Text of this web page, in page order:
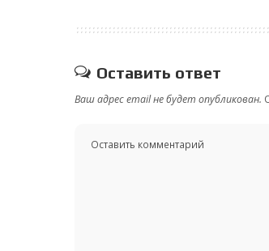
Оставить ответ
Ваш адрес email не будет опубликован.